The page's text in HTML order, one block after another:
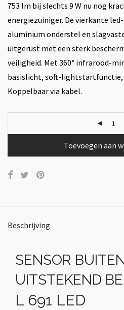
753 lm bij slechts 9 W nu nog
energiezuiniger. De vierkante
aluminium onderstel en
uitgerust met een sterk
veiligheid. Met 360° infrarood-
basislicht, soft-lightstartfunctie,
Koppelbaar via kabel.
Toevoegen aan
Beschrijving
SENSOR
UITSTEKEND
L 691 LED